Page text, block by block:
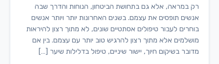
רק במראה, אלא גם בתחושת הביטחון, הנוחות והדרך שבה
אנשים תופסים את עצמם. בשנים האחרונות יותר ויותר אנשים
בוחרים לעבור טיפולים אסתטיים שונים, לא מתוך רצון להיראות
מושלמים אלא מתוך רצון להרגיש טוב יותר עם עצמם. בין אם
מדובר בשיקום חיוך, יישור שיניים, טיפול בדלילות שיער […]